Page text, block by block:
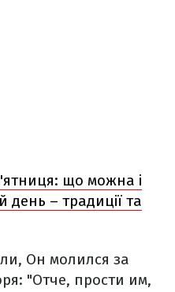
що можна і
– традиції та
Он молился за
"Отче, прости им,